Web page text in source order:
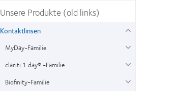
Unsere Produkte (old links)
Kontaktlinsen
MyDay-Familie
clariti 1 day® -Familie
Biofinity-Familie